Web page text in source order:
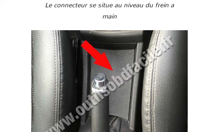
Le connecteur se situe au niveau du frein a
main